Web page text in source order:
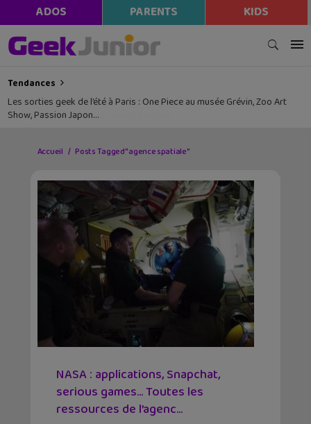
ADOS PARENTS KIDS
Tendances
Les sorties geek de l’été à Paris : One Piece au musée Grévin, Zoo Art
Show, Passion Japon…
Accueil Posts Tagged "agence spatiale"
NASA : applications, Snapchat,
serious games… Toutes les
ressources de l’agenc...